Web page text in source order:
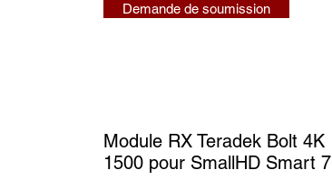
Module RX Teradek Bolt 4K
1500 pour SmallHD Smart 7
Demande de soumission